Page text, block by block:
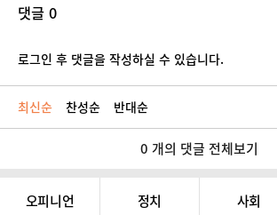
댓글 0
로그인 후 댓글을 작성하실 수 있습니다.
최신순 찬성순 반대순
0 개의 댓글 전체보기
오피니언 정치 사회